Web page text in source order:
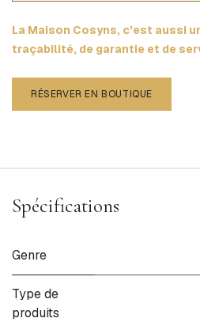
La Maison Cosyns, c'est aussi
traçabilité, de garantie et de
RÉSERVER EN BOUTIQUE
Spécifications
Genre
Type de
produits